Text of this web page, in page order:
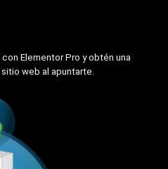
Elementor Pro y obtén una
web al apuntarte.